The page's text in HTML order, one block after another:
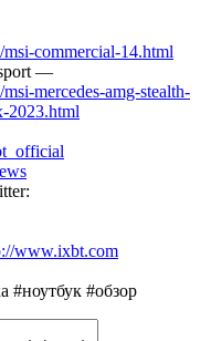
commercial-14.html
—
mercedes-amg-stealth-
2023.html
www.ixbt.com
#ноутбук #обзор